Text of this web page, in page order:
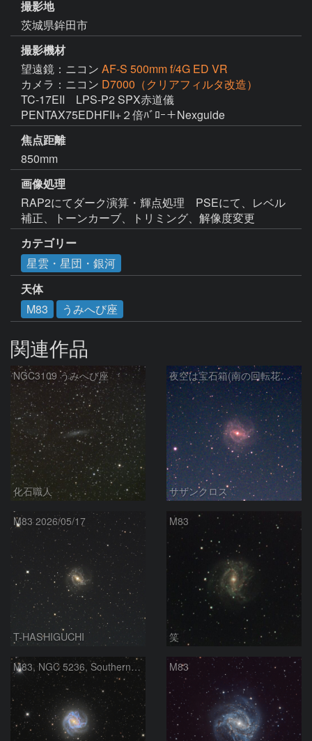
撮影地
茨城県鉾田市
撮影機材
望遠鏡：ニコン AF-S 500mm f/4G ED VR
カメラ：ニコン D7000（クリアフィルタ改造）
TC-17EII　LPS-P2 SPX赤道儀
PENTAX75EDHFII+２倍ﾊﾞﾛｰ＋Nexguide
焦点距離
850mm
画像処理
RAP2にてダーク演算・輝点処理　PSEにて、レベル
補正、トーンカーブ、トリミング、解像度変更
カテゴリー
星雲・星団・銀河
天体
M83
うみへび座
関連作品
NGC3109 うみへび座
化石職人
夜空は宝石箱(南の回転花火銀河 M83) Seestar50
サザンクロス
M83 2026/05/17
T-HASHIGUCHI
M83
笑
M83, NGC 5236, Southern Pinwheel M83